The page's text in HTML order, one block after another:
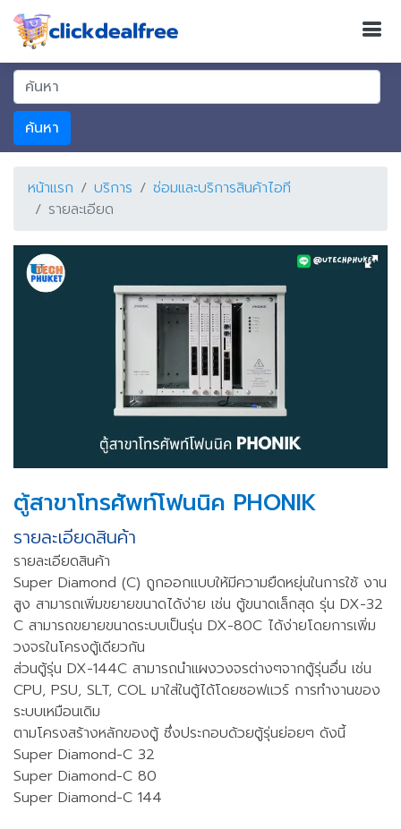
ค้นหา
หน้าแรก บริการ
ซ่อมและบริการสินค้าไอที
รายละเอียด
ตู้สาขาโทรศัพท์โฟนนิค PHONIK
รายละเอียดสินค้า
รายละเอียดสินค้า
Super Diamond (C) ถูกออกแบบให้มีความยืดหยุ่นในการใช้ งาน
สูง สามารถเพิ่มขยายขนาดได้ง่าย เช่น ตู้ขนาดเล็กสุด รุ่น DX-32
C สามารถขยายขนาดระบบเป็นรุ่น DX-80C ได้ง่ายโดยการเพิ่ม
วงจรในโครงตู้เดียวกัน
ส่วนตู้รุ่น DX-144C สามารถนำแผงวงจรต่างๆจากตู้รุ่นอื่น เช่น
CPU, PSU, SLT, COL มาใส่ในตู้ได้โดยซอฟแวร์ การทำงานของ
ระบบเหมือนเดิม
ตามโครงสร้างหลักของตู้ ซึ่งประกอบด้วยตู้รุ่นย่อยๆ ดังนี้
Super Diamond-C 32
Super Diamond-C 80
Super Diamond-C 144